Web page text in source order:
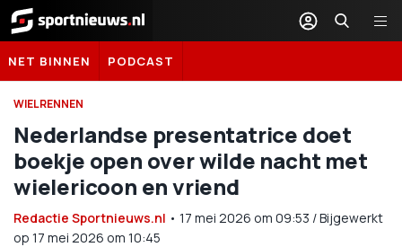
Sportnieuws.nl
NET BINNEN PODCAST
WIELRENNEN
Nederlandse presentatrice doet
boekje open over wilde nacht met
wielericoon en vriend
Redactie Sportnieuws.nl • 17 mei 2026 om 09:53 /Bijgewerkt
op 17 mei 2026 om 10:45